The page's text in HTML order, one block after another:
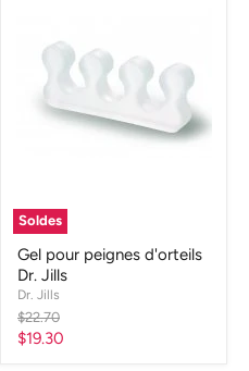
Soldes
Gel pour peignes d'orteils
Dr. Jills
Dr. Jills
Prix
d'origine
$22.70
Prix
$19.30